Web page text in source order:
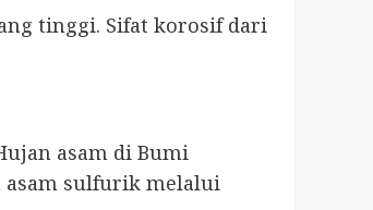
tinggi. Sifat korosif dari
asam di Bumi
asam sulfurik melalui